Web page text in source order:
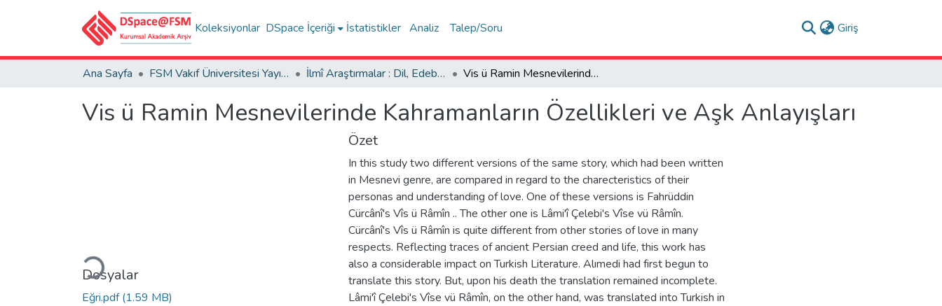
Koleksiyonlar DSpace İçeriği İstatistikler Analiz Talep/Soru Giriş
Ana Sayfa FSM Vakıf Üniversitesi Yayınları / Publications of FSM Vakif University İlmî Araştırmalar : Dil, Edebiyat, Tarih İncelemeleri Vis ü Ramin Mesnevilerinde Kahramanların Özellikleri ve Aşk Anlayışları
Vis ü Ramin Mesnevilerinde Kahramanların Özellikleri ve Aşk Anlayışları
Yükleniyor...
Dosyalar
Eğri.pdf(1.59 MB)
Özet
In this study two different versions of the same story, which had been written
in Mesnevi genre, are compared in regard to the charecteristics of their
personas and understanding of love. One of these versions is Fahrüddin
Cürcânî's Vîs ü Râmîn .. The other one is Lâmi'î Çelebi's Vîse vü Râmîn.
Cürcânî's Vîs ü Râmîn is quite different from other stories of love in many
respects. Reflecting traces of ancient Persian creed and life, this work has
also a considerable impact on Turkish Literature. Alımedi had first begun to
translate this story. But, upon his death the translation remained incomplete.
Lâmi'î Çelebi's Vîse vü Râmîn, on the other hand, was translated into Turkish in